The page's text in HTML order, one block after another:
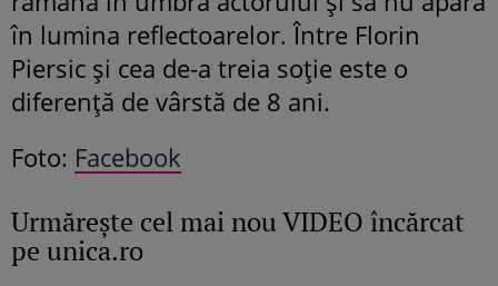
în lumina reflectoarelor. Între Florin
Piersic și cea de-a treia soție este o
diferență de vârstă de 8 ani.
Foto: Facebook
Urmăreşte cel mai nou VIDEO încărcat
pe unica.ro